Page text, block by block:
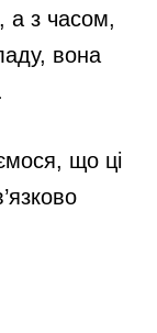
а з часом,
вона
що ці